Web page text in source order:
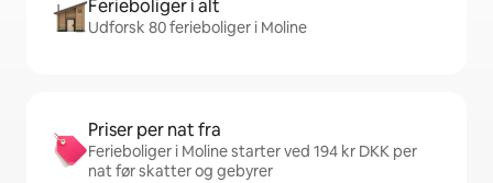
Ferieboliger i alt
Udforsk 80 ferieboliger i Moline
Priser per nat fra
Ferieboliger i Moline starter ved 194 kr DKK per
nat før skatter og gebyrer